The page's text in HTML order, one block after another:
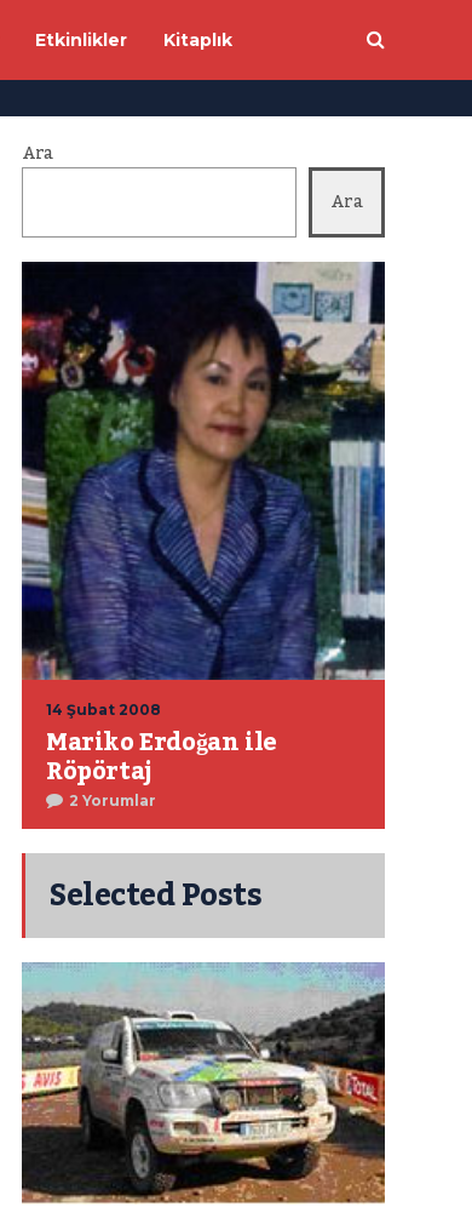
Etkinlikler Kitaplık
Ara
Ara
14 Şubat 2008
Mariko Erdoğan ile
Röpörtaj
2 Yorumlar
Selected Posts